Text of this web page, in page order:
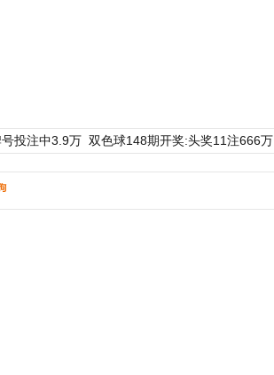
投注中3.9万 双色球148期开奖:头奖11注666万